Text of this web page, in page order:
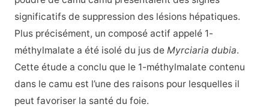
significatifs de suppression des lésions hépatiques.
Plus précisément, un composé actif appelé 1-
méthylmalate a été isolé du jus de Myrciaria dubia.
Cette étude a conclu que le 1-méthylmalate contenu
dans le camu est l’une des raisons pour lesquelles il
peut favoriser la santé du foie.